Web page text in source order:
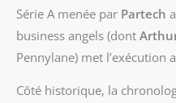
Série A menée par Partech
business angels (dont
Pennylane) met l’exécution
Côté historique, la